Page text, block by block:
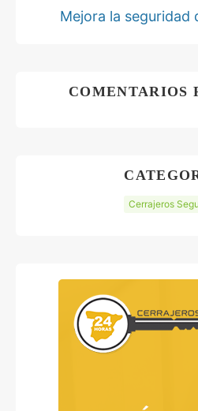
Mejora la seguridad
COMENTARIOS
Cerrajeros